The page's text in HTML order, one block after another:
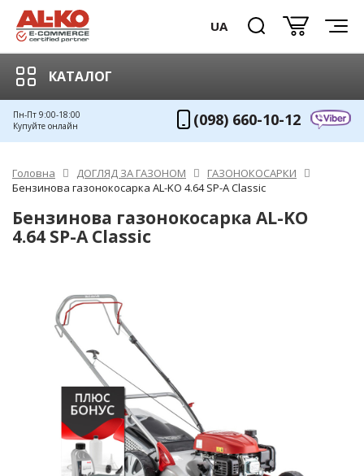
UA
КАТАЛОГ
Пн-Пт 9:00-18:00
Купуйте онлайн
(098) 660-10-12
Головна ДОГЛЯД ЗА ГАЗОНОМ
ГАЗОНОКОСАРКИ
Бензинова газонокосарка AL-KO 4.64 SP-A Classic
Бензинова газонокосарка AL-KO
4.64 SP-A Classic